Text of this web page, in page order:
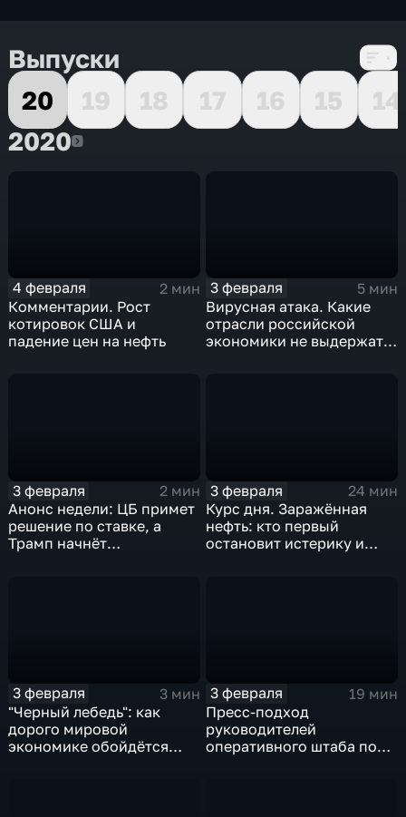
Выпуски
20
19 18 17 16 15
14
20202020
4 февраля
2 мин
Комментарии. Рост
котировок США и
падение цен на нефть
3 февраля
5 мин
Вирусная атака. Какие
отрасли российской
экономики не выдержат
3 февраля
2 мин
Анонс недели: ЦБ примет
решение по ставке, а
Трамп начнёт
3 февраля
24 мин
Курс дня. Заражённая
нефть: кто первый
остановит истерику и
3 февраля
3 мин
"Черный лебедь": как
дорого мировой
экономике обойдётся
3 февраля
19 мин
Пресс-подход
руководителей
оперативного штаба по